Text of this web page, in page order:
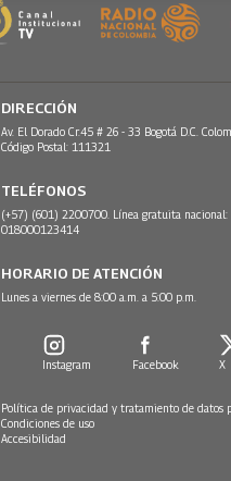
DIRECCIÓN
Av. El Dorado Cr.45 # 26 - 33 Bogotá D.C.
Código Postal: 111321
TELÉFONOS
(+57) (601) 2200700. Línea gratuita nacional:
018000123414
HORARIO DE ATENCIÓN
Lunes a viernes de 8:00 a.m. a 5:00 p.m.
Instagram Facebook X
Política de privacidad y tratamiento de datos
Condiciones de uso
Accesibilidad